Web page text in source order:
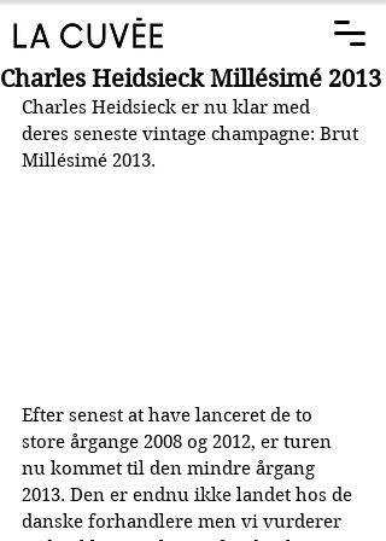
Charles Heidsieck Millésimé 2013
Charles Heidsieck er nu klar med
deres seneste vintage champagne: Brut
Millésimé 2013.
Efter senest at have lanceret de to
store årgange 2008 og 2012, er turen
nu kommet til den mindre årgang
2013. Den er endnu ikke landet hos de
danske forhandlere men vi vurderer